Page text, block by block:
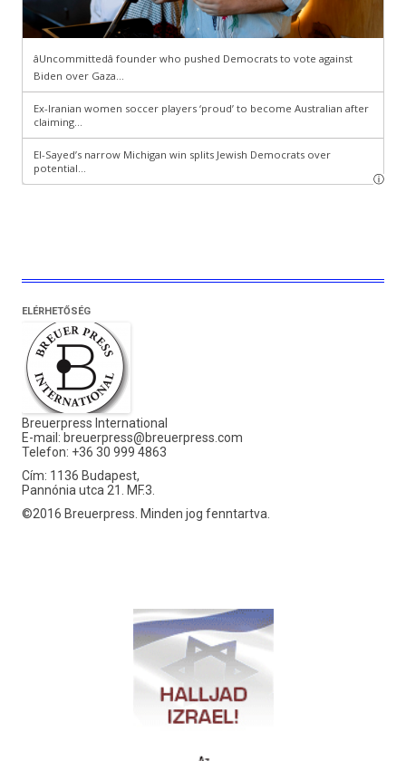
ELÉRHETŐSÉG
Breuerpress International
E-mail: breuerpress@breuerpress.com
Telefon: +36 30 999 4863
Cím: 1136 Budapest,
Pannónia utca 21. MF.3.
©2016 Breuerpress. Minden jog fenntartva.